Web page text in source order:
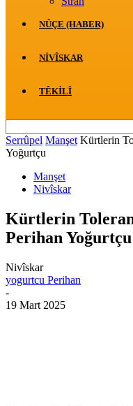
NÛÇE (HABER)
NIVÎSKAR
TÊKILÎ
Serrûpel Manşet Kürtlerin
Yoğurtçu
Manşet
Nivîskar
Kürtlerin
Perihan Yoğurtçu
Nivîskar
yogurtcu Perihan
-
19 Mart 2025